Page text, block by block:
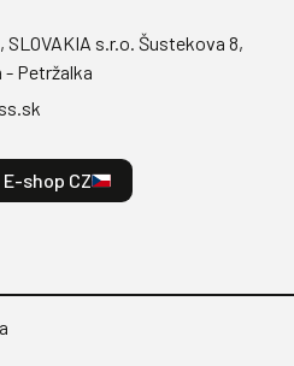
SLOVAKIA s.r.o. Šustekova 8,
- Petržalka
E-shop CZ